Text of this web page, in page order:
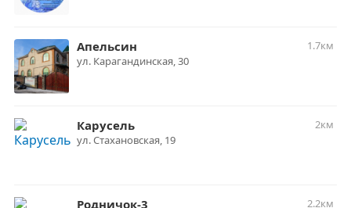
Апельсин
1.7км
ул. Карагандинская, 30
Карусель
2км
ул. Стахановская, 19
Родничок-3
2.2км